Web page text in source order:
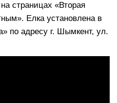
страницах «Вторая
Елка установлена в
по адресу г. Шымкент, ул.